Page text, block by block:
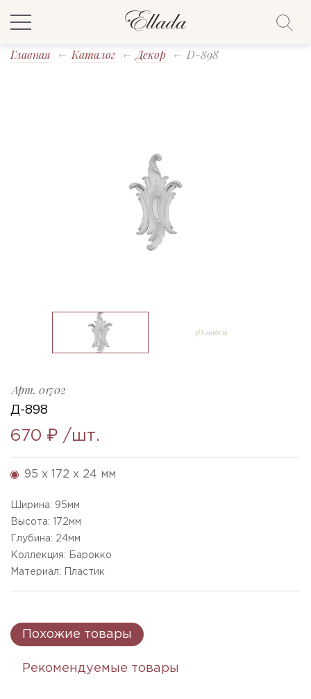
Главная Каталог Декор D-898
3D-модель
Арт. 01702
Д-898
670 ₽ /шт.
95 x 172 x 24 мм
Ширина: 95мм
Высота:
172мм
Глубина: 24мм
Коллекция: Барокко
Материал: Пластик
Похожие товары
Рекомендуемые товары